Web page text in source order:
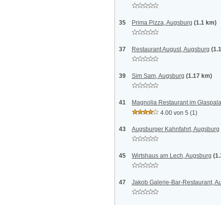
35 Prima Pizza, Augsburg (1.1 km)
37 Restaurant August, Augsburg
39 Sim Sam, Augsburg (1.17 km)
41
Magnolia Restaurant im
4.00 von 5 (1)
43 Augsburger Kahnfahrt, Augsburg
45 Wirtshaus am Lech, Augsburg
47 Jakob Galerie-Bar-Restaurant,